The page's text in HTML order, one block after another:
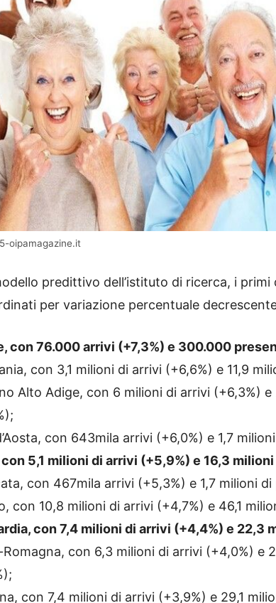
oipamagazine.it
predittivo dell’istituto di ricerca, i primi
per variazione percentuale
con 76.000 arrivi (+7,3%) e 300.000
con 3,1 milioni di arrivi (+6,6%) e 11,9
Alto Adige, con 6 milioni di arrivi (+6,3%)
con 643mila arrivi (+6,0%) e 1,7
con 5,1 milioni di arrivi (+5,9%) e 16,3
con 467mila arrivi (+5,3%) e 1,7 milioni
con 10,8 milioni di arrivi (+4,7%) e 46,1
con 7,4 milioni di arrivi (+4,4%) e 22,3
Romagna, con 6,3 milioni di arrivi (+4,0%) e
con 7,4 milioni di arrivi (+3,9%) e 29,1